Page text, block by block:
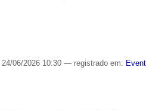
24/06/2026 10:30— registrado em: